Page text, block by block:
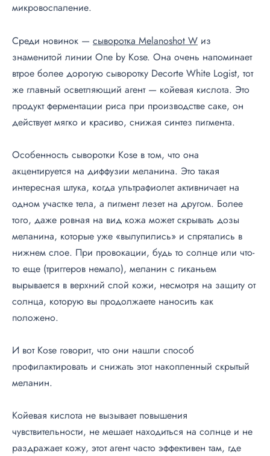
микровоспаление.
Среди новинок — сыворотка Melanoshot W из
знаменитой линии One by Kose. Она очень напоминает
втрое более дорогую сыворотку Decorte White Logist, тот
же главный осветляющий агент — койевая кислота. Это
продукт ферментации риса при производстве саке, он
действует мягко и красиво, снижая синтез пигмента.
Особенность сыворотки Kose в том, что она
акцентируется на диффузии меланина. Это такая
интересная штука, когда ультрафиолет активничает на
одном участке тела, а пигмент лезет на другом. Более
того, даже ровная на вид кожа может скрывать дозы
меланина, которые уже «вылупились» и спрятались в
нижнем слое. При провокации, будь то солнце или что-
то еще (триггеров немало), меланин с гиканьем
вырывается в верхний слой кожи, несмотря на защиту от
солнца, которую вы продолжаете наносить как
положено.
И вот Kose говорит, что они нашли способ
профилактировать и снижать этот накопленный скрытый
меланин.
Койевая кислота не вызывает повышения
чувствительности, не мешает находиться на солнце и не
раздражает кожу, этот агент часто эффективен там, где